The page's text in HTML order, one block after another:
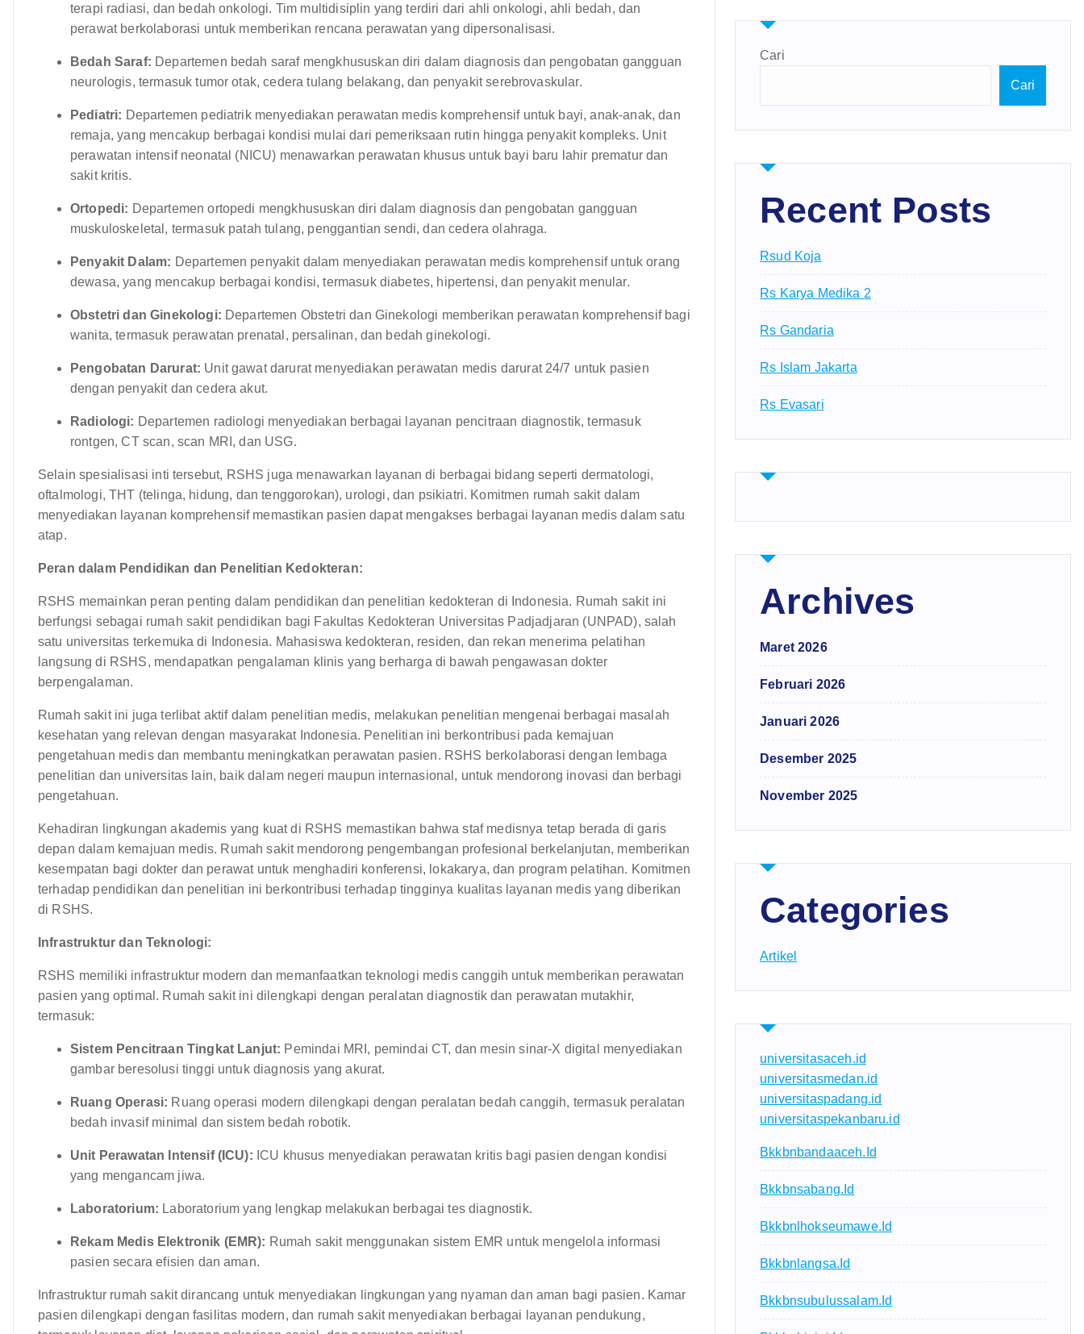
terapi radiasi, dan bedah onkologi. Tim multidisiplin yang terdiri dari ahli onkologi, ahli bedah, dan
perawat berkolaborasi untuk memberikan rencana perawatan yang dipersonalisasi.
Bedah Saraf: Departemen bedah saraf mengkhususkan diri dalam diagnosis dan pengobatan gangguan
neurologis, termasuk tumor otak, cedera tulang belakang, dan penyakit serebrovaskular.
Pediatri: Departemen pediatrik menyediakan perawatan medis komprehensif untuk bayi, anak-anak, dan
remaja, yang mencakup berbagai kondisi mulai dari pemeriksaan rutin hingga penyakit kompleks. Unit
perawatan intensif neonatal (NICU) menawarkan perawatan khusus untuk bayi baru lahir prematur dan
sakit kritis.
Ortopedi: Departemen ortopedi mengkhususkan diri dalam diagnosis dan pengobatan gangguan
muskuloskeletal, termasuk patah tulang, penggantian sendi, dan cedera olahraga.
Penyakit Dalam: Departemen penyakit dalam menyediakan perawatan medis komprehensif untuk orang
dewasa, yang mencakup berbagai kondisi, termasuk diabetes, hipertensi, dan penyakit menular.
Obstetri dan Ginekologi: Departemen Obstetri dan Ginekologi memberikan perawatan komprehensif bagi
wanita, termasuk perawatan prenatal, persalinan, dan bedah ginekologi.
Pengobatan Darurat: Unit gawat darurat menyediakan perawatan medis darurat 24/7 untuk pasien
dengan penyakit dan cedera akut.
Radiologi: Departemen radiologi menyediakan berbagai layanan pencitraan diagnostik, termasuk
rontgen, CT scan, scan MRI, dan USG.
Selain spesialisasi inti tersebut, RSHS juga menawarkan layanan di berbagai bidang seperti dermatologi,
oftalmologi, THT (telinga, hidung, dan tenggorokan), urologi, dan psikiatri. Komitmen rumah sakit dalam
menyediakan layanan komprehensif memastikan pasien dapat mengakses berbagai layanan medis dalam satu
atap.
Peran dalam Pendidikan dan Penelitian Kedokteran:
RSHS memainkan peran penting dalam pendidikan dan penelitian kedokteran di Indonesia. Rumah sakit ini
berfungsi sebagai rumah sakit pendidikan bagi Fakultas Kedokteran Universitas Padjadjaran (UNPAD), salah
satu universitas terkemuka di Indonesia. Mahasiswa kedokteran, residen, dan rekan menerima pelatihan
langsung di RSHS, mendapatkan pengalaman klinis yang berharga di bawah pengawasan dokter
berpengalaman.
Rumah sakit ini juga terlibat aktif dalam penelitian medis, melakukan penelitian mengenai berbagai masalah
kesehatan yang relevan dengan masyarakat Indonesia. Penelitian ini berkontribusi pada kemajuan
pengetahuan medis dan membantu meningkatkan perawatan pasien. RSHS berkolaborasi dengan lembaga
penelitian dan universitas lain, baik dalam negeri maupun internasional, untuk mendorong inovasi dan berbagi
pengetahuan.
Kehadiran lingkungan akademis yang kuat di RSHS memastikan bahwa staf medisnya tetap berada di garis
depan dalam kemajuan medis. Rumah sakit mendorong pengembangan profesional berkelanjutan, memberikan
kesempatan bagi dokter dan perawat untuk menghadiri konferensi, lokakarya, dan program pelatihan. Komitmen
terhadap pendidikan dan penelitian ini berkontribusi terhadap tingginya kualitas layanan medis yang diberikan
di RSHS.
Infrastruktur dan Teknologi:
RSHS memiliki infrastruktur modern dan memanfaatkan teknologi medis canggih untuk memberikan perawatan
pasien yang optimal. Rumah sakit ini dilengkapi dengan peralatan diagnostik dan perawatan mutakhir,
termasuk:
Sistem Pencitraan Tingkat Lanjut: Pemindai MRI, pemindai CT, dan mesin sinar-X digital menyediakan
gambar beresolusi tinggi untuk diagnosis yang akurat.
Ruang Operasi: Ruang operasi modern dilengkapi dengan peralatan bedah canggih, termasuk peralatan
bedah invasif minimal dan sistem bedah robotik.
Unit Perawatan Intensif (ICU): ICU khusus menyediakan perawatan kritis bagi pasien dengan kondisi
yang mengancam jiwa.
Laboratorium: Laboratorium yang lengkap melakukan berbagai tes diagnostik.
Rekam Medis Elektronik (EMR): Rumah sakit menggunakan sistem EMR untuk mengelola informasi
pasien secara efisien dan aman.
Infrastruktur rumah sakit dirancang untuk menyediakan lingkungan yang nyaman dan aman bagi pasien. Kamar
pasien dilengkapi dengan fasilitas modern, dan rumah sakit menyediakan berbagai layanan pendukung,
Cari
Cari
Recent Posts
Rsud Koja
Rs Karya Medika 2
Rs Gandaria
Rs Islam Jakarta
Rs Evasari
Archives
Maret 2026
Februari 2026
Januari 2026
Desember 2025
November 2025
Categories
Artikel
universitasaceh.id
universitasmedan.id
universitaspadang.id
universitaspekanbaru.id
Bkkbnbandaaceh.id
Bkkbnsabang.id
Bkkbnlhokseumawe.id
Bkkbnlangsa.id
Bkkbnsubulussalam.id